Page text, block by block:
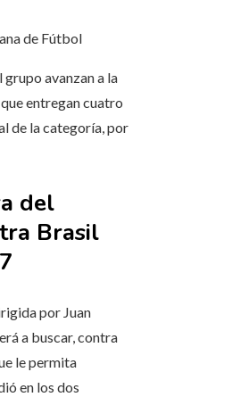
de Fútbol
avanzan a la
entregan cuatro
de la categoría, por
del
Brasil
por Juan
a buscar, contra
le permita
en los dos